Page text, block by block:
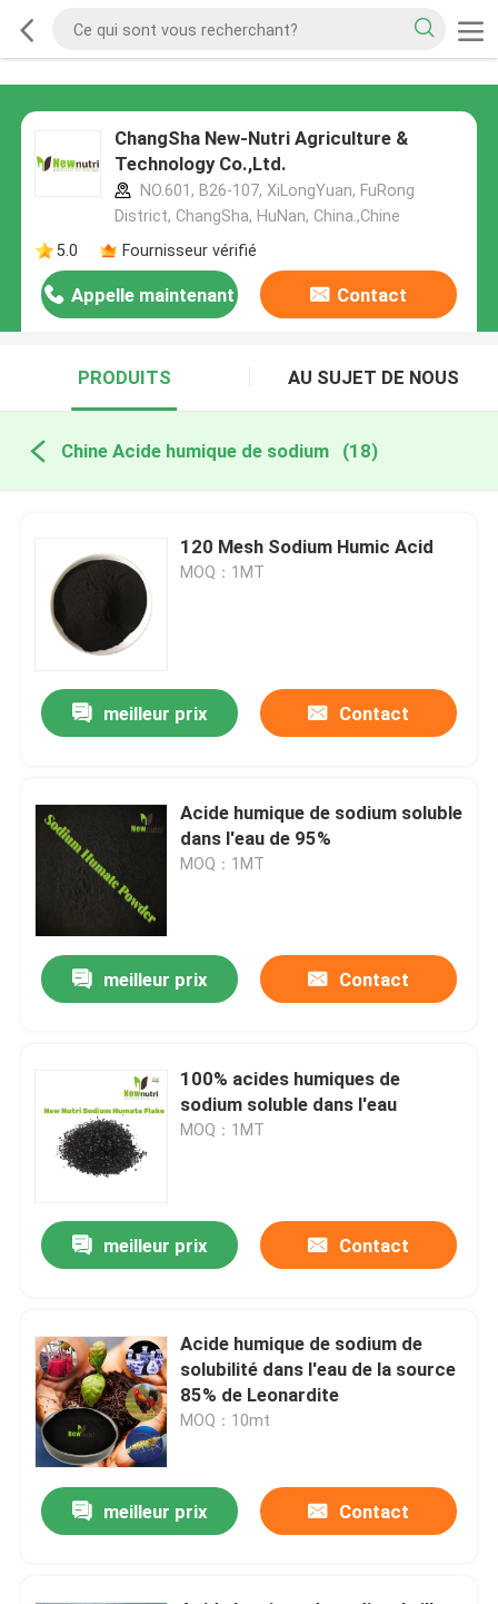
ChangSha New-Nutri Agriculture &
Technology Co.,Ltd.
NO.601, B26-107, XiLongYuan, FuRong
District, ChangSha, HuNan, China.,Chine
5.0
Fournisseur vérifié
Appelle maintenant Contact
PRODUITS AU SUJET DE NOUS
Chine Acide humique de sodium (18)
120 Mesh Sodium Humic Acid
MOQ：1MT
meilleur prix Contact
Acide humique de sodium soluble
dans l'eau de 95%
MOQ：1MT
meilleur prix Contact
100% acides humiques de
sodium soluble dans l'eau
MOQ：1MT
meilleur prix Contact
Acide humique de sodium de
solubilité dans l'eau de la source
85% de Leonardite
MOQ：10mt
meilleur prix Contact